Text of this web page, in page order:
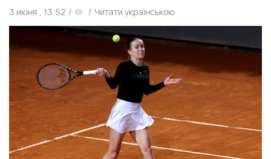
3 июня , 13:52 / / Читати українською